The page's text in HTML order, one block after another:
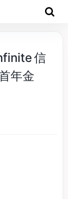
信
年金